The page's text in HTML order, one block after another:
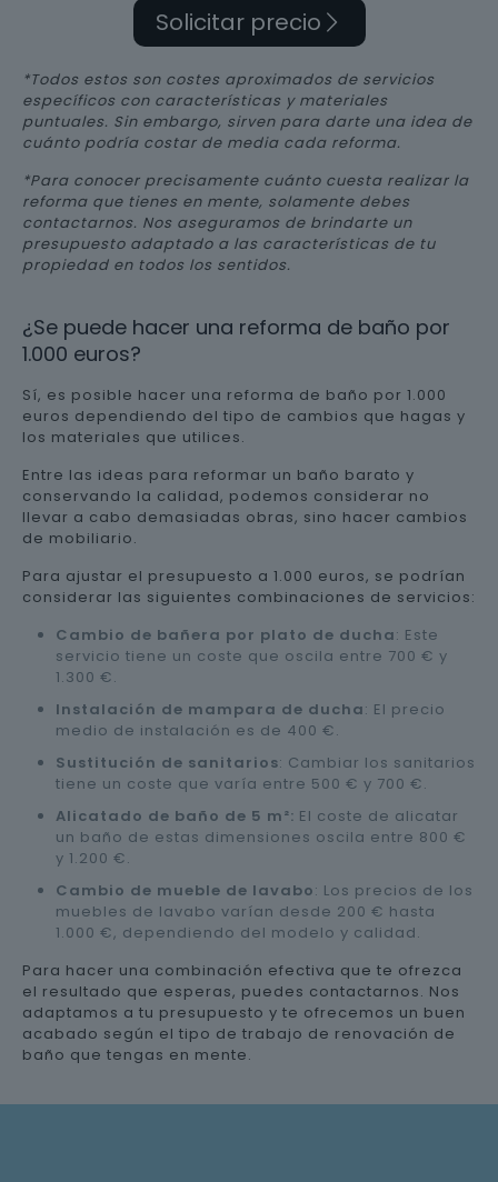
Solicitar precio
*Todos estos son costes aproximados de servicios
específicos con características y materiales
puntuales. Sin embargo, sirven para darte una idea de
cuánto podría costar de media cada reforma.
*Para conocer precisamente cuánto cuesta realizar la
reforma que tienes en mente, solamente debes
contactarnos. Nos aseguramos de brindarte un
presupuesto adaptado a las características de tu
propiedad en todos los sentidos.
¿Se puede hacer una reforma de baño por
1.000 euros?
Sí, es posible hacer una reforma de baño por 1.000
euros dependiendo del tipo de cambios que hagas y
los materiales que utilices.
Entre las ideas para reformar un baño barato y
conservando la calidad, podemos considerar no
llevar a cabo demasiadas obras, sino hacer cambios
de mobiliario.
Para ajustar el presupuesto a 1.000 euros, se podrían
considerar las siguientes combinaciones de servicios:
Cambio de bañera por plato de ducha: Este
servicio tiene un coste que oscila entre 700 € y
1.300 €.
Instalación de mampara de ducha: El precio
medio de instalación es de 400 €.
Sustitución de sanitarios: Cambiar los sanitarios
tiene un coste que varía entre 500 € y 700 €.
Alicatado de baño de 5 m²: El coste de alicatar
un baño de estas dimensiones oscila entre 800 €
y 1.200 €.
Cambio de mueble de lavabo: Los precios de los
muebles de lavabo varían desde 200 € hasta
1.000 €, dependiendo del modelo y calidad.
Para hacer una combinación efectiva que te ofrezca
el resultado que esperas, puedes contactarnos. Nos
adaptamos a tu presupuesto y te ofrecemos un buen
acabado según el tipo de trabajo de renovación de
baño que tengas en mente.